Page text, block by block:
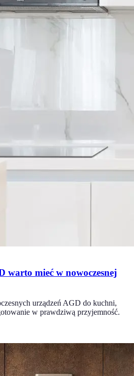
warto mieć w nowoczesnej
urządzeń AGD do kuchni,
w prawdziwą przyjemność.